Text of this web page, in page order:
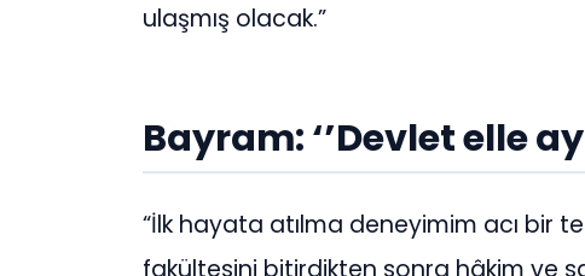
ulaşmış olacak.”
Bayram: ‘’Devlet elle
“İlk hayata atılma deneyimim acı bir
fakültesini bitirdikten sonra hâkim ve